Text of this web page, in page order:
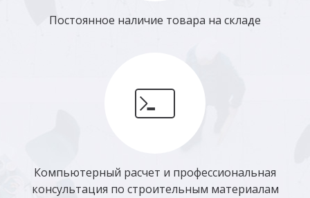
Постоянное наличие товара на складе
Компьютерный расчет и профессиональная
консультация по строительным материалам